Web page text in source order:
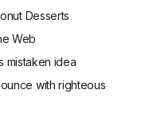
Desserts
Web
mistaken idea
with righteous